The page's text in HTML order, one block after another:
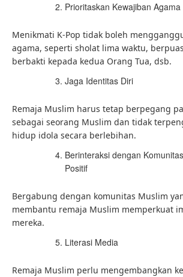
Prioritaskan Kewajiban Agama
Menikmati K-Pop tidak boleh
agama, seperti sholat lima waktu,
berbakti kepada kedua Orang Tua, dsb.
Jaga Identitas Diri
Remaja Muslim harus tetap berpegang
sebagai seorang Muslim dan tidak
hidup idola secara berlebihan.
Berinteraksi dengan
Positif
Bergabung dengan komunitas Muslim
membantu remaja Muslim memperkuat
mereka.
Literasi Media
Remaja Muslim perlu mengembangkan